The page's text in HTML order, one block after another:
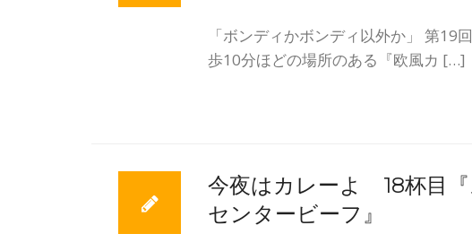
「ボンディかボンディ以外か」 第19
歩10分ほどの場所のある『欧風カ […]
今夜はカレーよ 18杯目
センタービーフ』